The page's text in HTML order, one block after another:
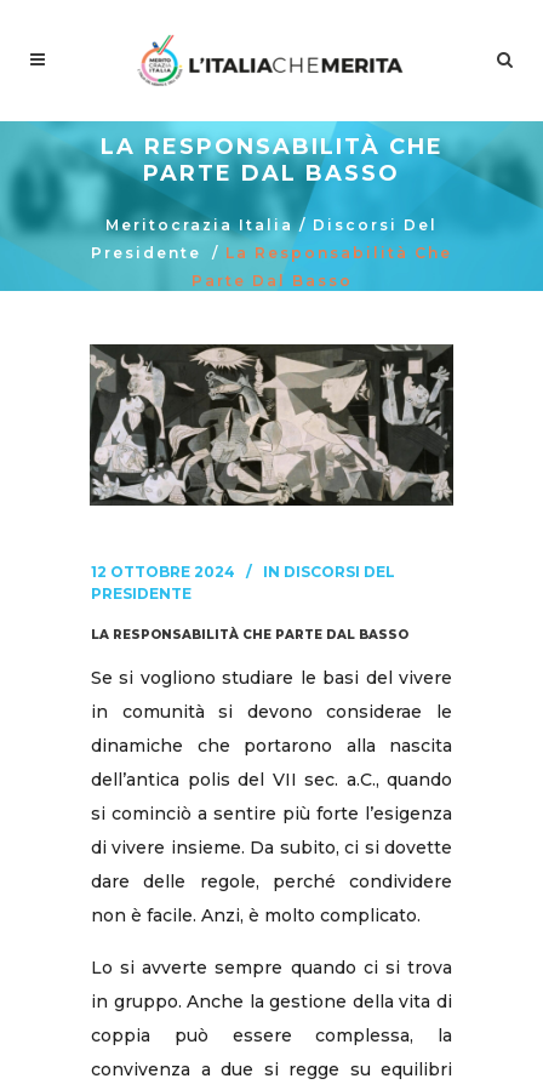
LA RESPONSABILITÀ CHE
PARTE DAL BASSO
Meritocrazia Italia / Discorsi Del
Presidente
/ La Responsabilità Che
Parte Dal Basso
12 OTTOBRE 2024 IN DISCORSI DEL
PRESIDENTE
LA RESPONSABILITÀ CHE PARTE DAL BASSO
Se si vogliono studiare le basi del vivere
in comunità si devono considerae le
dinamiche che portarono alla nascita
dell’antica polis del VII sec. a.C., quando
si cominciò a sentire più forte l’esigenza
di vivere insieme. Da subito, ci si dovette
dare delle regole, perché condividere
non è facile. Anzi, è molto complicato.
Lo si avverte sempre quando ci si trova
in gruppo. Anche la gestione della vita di
coppia può essere complessa, la
convivenza a due si regge su equilibri